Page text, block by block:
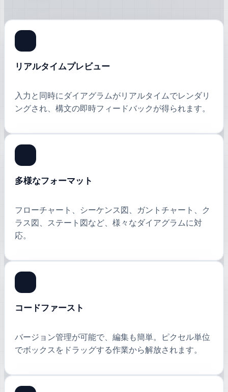
リアルタイムプレビュー
入力と同時にダイアグラムがリアルタイムでレンダリ
ングされ、構文の即時フィードバックが得られます。
多様なフォーマット
フローチャート、シーケンス図、ガントチャート、ク
ラス図、ステート図など、様々なダイアグラムに対
応。
コードファースト
バージョン管理が可能で、編集も簡単。ピクセル単位
でボックスをドラッグする作業から解放されます。